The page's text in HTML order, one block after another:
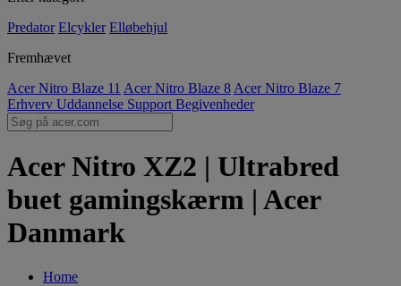
Predator Elcykler Elløbehjul
Fremhævet
Acer Nitro Blaze 11 Acer Nitro Blaze 8 Acer Nitro Blaze 7
Erhverv Uddannelse Support Begivenheder
Acer Nitro XZ2 | Ultrabred
buet gamingskærm | Acer
Danmark
Home